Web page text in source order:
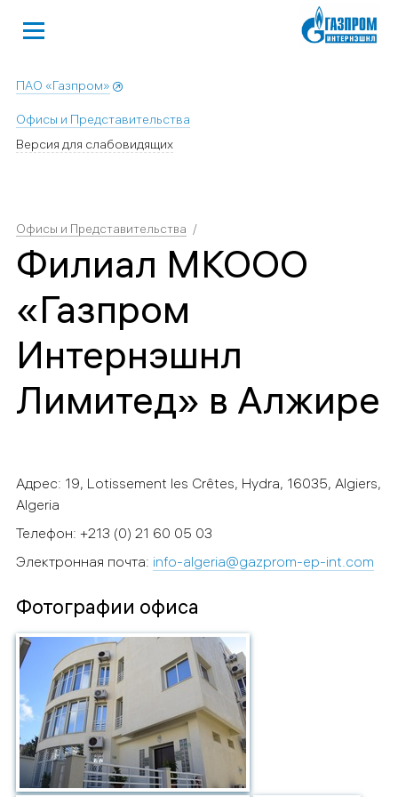
ПАО «Газпром»
Офисы и Представительства
Версия для слабовидящих
Офисы и Представительства
Филиал МКООО
«Газпром
Интернэшнл
Лимитед» в Алжире
Адрес: 19, Lotissement les Crêtes, Hydra, 16035, Algiers,
Algeria
Телефон: +213 (0) 21 60 05 03
Электронная почта: info-algeria@gazprom-ep-int.com
Фотографии офиса